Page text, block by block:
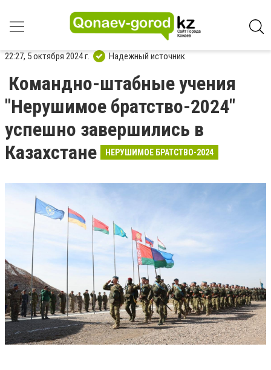
22:27, 5 октября 2024 г. Надежный источник
Командно-штабные учения
"Нерушимое братство-2024"
успешно завершились в
Казахстане
НЕРУШИМОЕ БРАТСТВО-2024